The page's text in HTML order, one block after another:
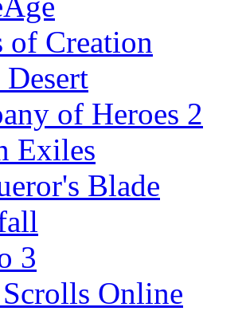
of Creation
of Heroes 2
Exiles
Blade
3
Online